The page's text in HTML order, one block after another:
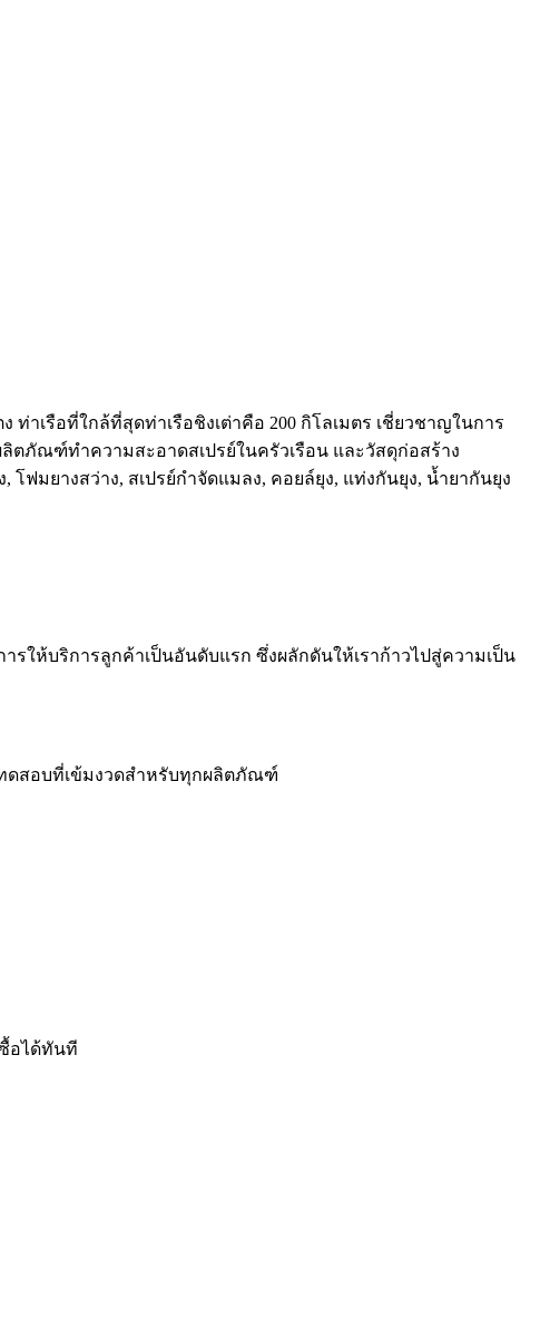
ง ท่าเรือที่ใกล้ที่สุดท่าเรือชิงเต่าคือ 200 กิโลเมตร เชี่ยวชาญในการ
ภัณฑ์ทำความสะอาดสเปรย์ในครัวเรือน และวัสดุก่อสร้าง
มยางสว่าง, สเปรย์กำจัดแมลง, คอยล์ยุง, แท่งกันยุง, น้ำยากันยุง
ให้บริการลูกค้าเป็นอันดับแรก ซึ่งผลักดันให้เราก้าวไปสู่ความเป็น
สอบที่เข้มงวดสำหรับทุกผลิตภัณฑ์
อได้ทันที